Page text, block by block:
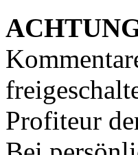
Profiteur